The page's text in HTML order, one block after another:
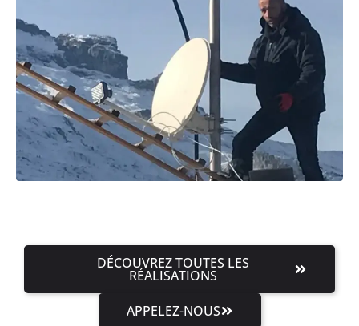
DÉCOUVREZ TOUTES LES
RÉALISATIONS
APPELEZ-NOUS